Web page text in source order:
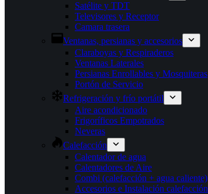
Satélite y TDT
Televisores y Receptor
Camara trasera
Ventanas, persianas y accesorios
Claraboyas y Respiraderos
Ventanas Laterales
Persianas Enrollables y Mosquiteras
Portón de Servicio
Refrigeración y frío portátil
Aire acondicionado
Frigoríficos Empotrados
Neveras
Calefacción
Calentador de agua
Calentadores de Aire
Combi (calefacción + agua caliente)
Accesorios e Instalación calefacción